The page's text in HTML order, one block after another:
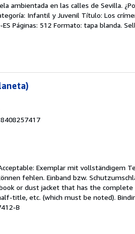
ambientada en las calles de Sevilla.
Infantil y Juvenil Título: Los
Páginas: 512 Formato: tapa blanda.
Exemplar mit vollständigem
fehlen. Einband bzw.
or dust jacket that has the
title, etc. (which must be noted).
B